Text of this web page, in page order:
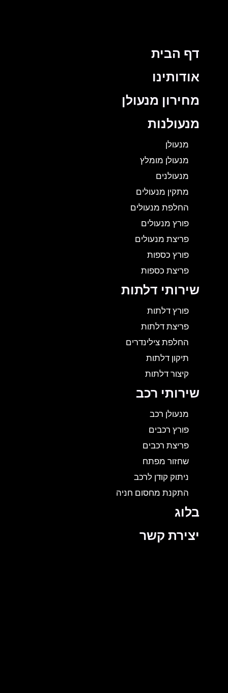
דף הבית
אודותינו
מחירון מנעולן
מנעולנות
מנעולן
מנעולן מומלץ
מנעולנים
מתקין מנעולים
החלפת מנעולים
פורץ מנעולים
פריצת מנעולים
פורץ כספות
פריצת כספות
שירותי דלתות
פורץ דלתות
פריצת דלתות
החלפת צילינדרים
תיקון דלתות
קיצור דלתות
שירותי רכב
מנעולן רכב
פורץ רכבים
פריצת רכבים
שחזור מפתח
ניתוק קודן לרכב
התקנת מחסום חניה
בלוג
יצירת קשר